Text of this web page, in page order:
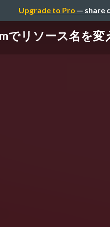
Upgrade to Pro — share
でリソース名を変